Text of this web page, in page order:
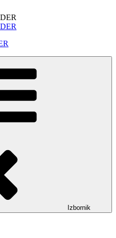
Izbornik